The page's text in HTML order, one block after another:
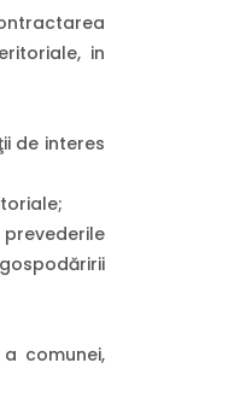
in
de interes
comunei,